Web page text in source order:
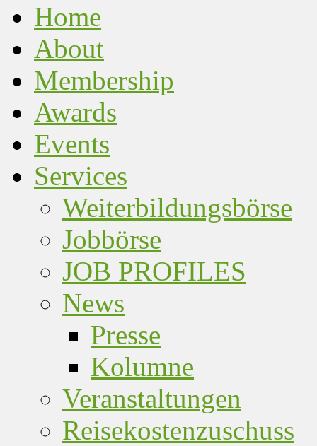
Home
About
Membership
Awards
Events
Services
Weiterbildungsbörse
Jobbörse
JOB PROFILES
News
Presse
Kolumne
Veranstaltungen
Reisekostenzuschuss